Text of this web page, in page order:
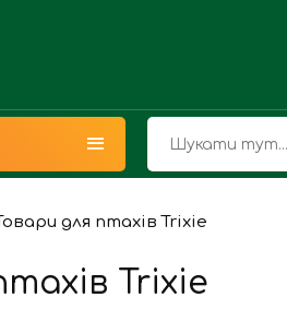
для птахів Trixie
Trixie